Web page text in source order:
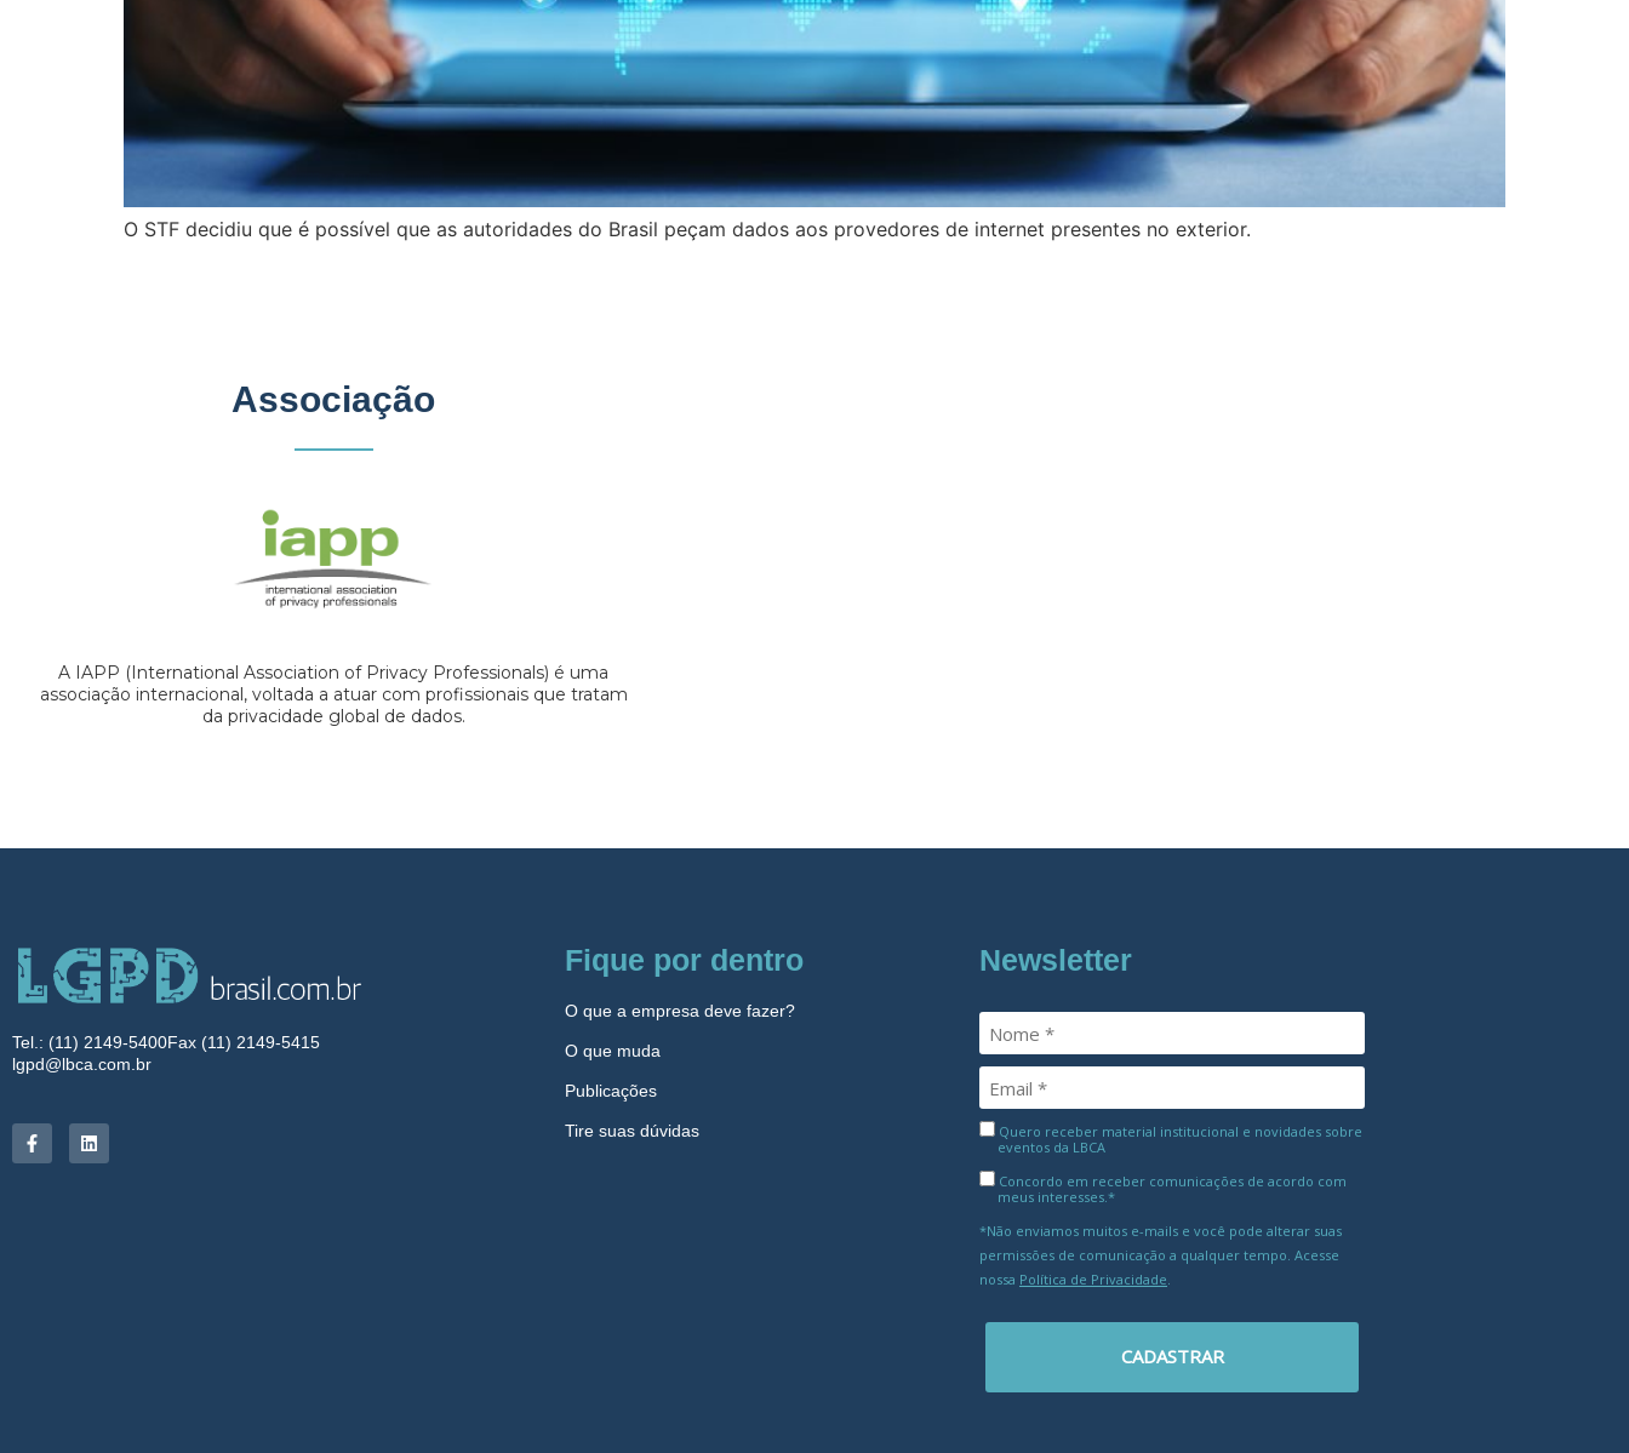
O STF decidiu que é possível que as autoridades do Brasil peçam dados aos provedores de internet presentes no exterior.
Associação
A IAPP (International Association of Privacy Professionals) é uma
associação internacional, voltada a atuar com profissionais que tratam
da privacidade global de dados.
Tel.: (11) 2149-5400Fax (11) 2149-5415
lgpd@lbca.com.br
Fique por dentro
O que a empresa deve fazer?
O que muda
Publicações
Tire suas dúvidas
Newsletter
Quero receber material institucional e novidades sobre
eventos da LBCA
Concordo em receber comunicações de acordo com
meus interesses.*
*Não enviamos muitos e-mails e você pode alterar suas
permissões de comunicação a qualquer tempo. Acesse
nossa Política de Privacidade
CADASTRAR